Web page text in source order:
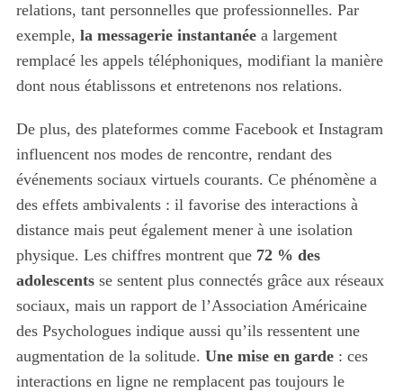
relations, tant personnelles que professionnelles. Par
exemple, la messagerie instantanéea largement
remplacé les appels téléphoniques, modifiant la manière
dont nous établissons et entretenons nos relations.
De plus, des plateformes comme Facebook et Instagram
influencent nos modes de rencontre, rendant des
événements sociaux virtuels courants. Ce phénomène a
des effets ambivalents : il favorise des interactions à
distance mais peut également mener à une isolation
physique. Les chiffres montrent que 72 % des
adolescentsse sentent plus connectés grâce aux réseaux
sociaux, mais un rapport de l’Association Américaine
des Psychologues indique aussi qu’ils ressentent une
augmentation de la solitude. Une mise en garde: ces
interactions en ligne ne remplacent pas toujours le